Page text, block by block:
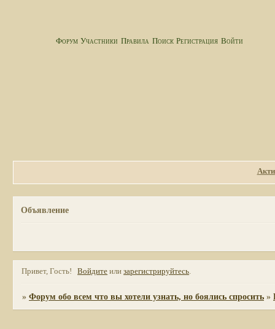
Форум Участники Правила Поиск Регистрация Войти
Объявление
Привет, Гость! Войдите илизарегистрируйтесь.
»Форум обо всем что вы хотели узнать, но боялись спросить »